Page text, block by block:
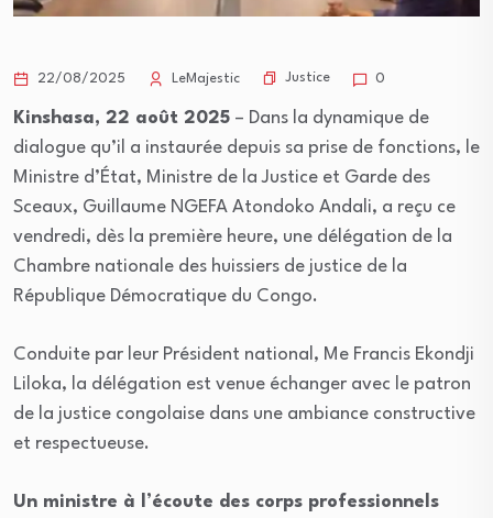
22/08/2025 LeMajestic Justice 0
Kinshasa, 22 août 2025 – Dans la dynamique de
dialogue qu’il a instaurée depuis sa prise de fonctions, le
Ministre d’État, Ministre de la Justice et Garde des
Sceaux, Guillaume NGEFA Atondoko Andali, a reçu ce
vendredi, dès la première heure, une délégation de la
Chambre nationale des huissiers de justice de la
République Démocratique du Congo.
Conduite par leur Président national, Me Francis Ekondji
Liloka, la délégation est venue échanger avec le patron
de la justice congolaise dans une ambiance constructive
et respectueuse.
Un ministre à l’écoute des corps professionnels